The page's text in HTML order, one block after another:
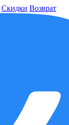
Скидки Возврат